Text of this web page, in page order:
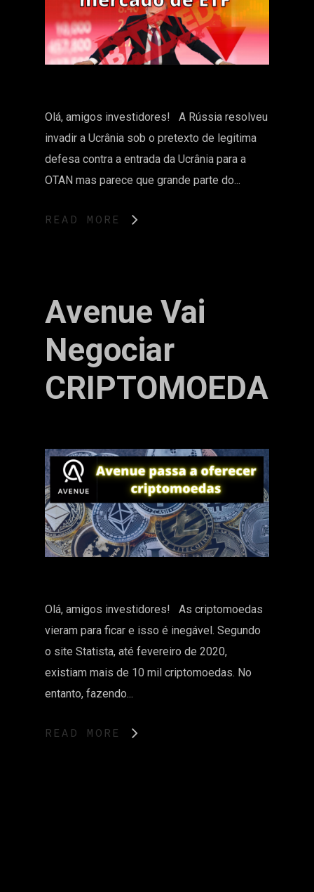
Olá, amigos investidores! A Rússia resolveu
invadir a Ucrânia sob o pretexto de legitima
defesa contra a entrada da Ucrânia para a
OTAN mas parece que grande parte do...
READ MORE
Avenue Vai
Negociar
CRIPTOMOEDAS
Olá, amigos investidores! As criptomoedas
vieram para ficar e isso é inegável. Segundo
o site Statista, até fevereiro de 2020,
existiam mais de 10 mil criptomoedas. No
entanto, fazendo...
READ MORE